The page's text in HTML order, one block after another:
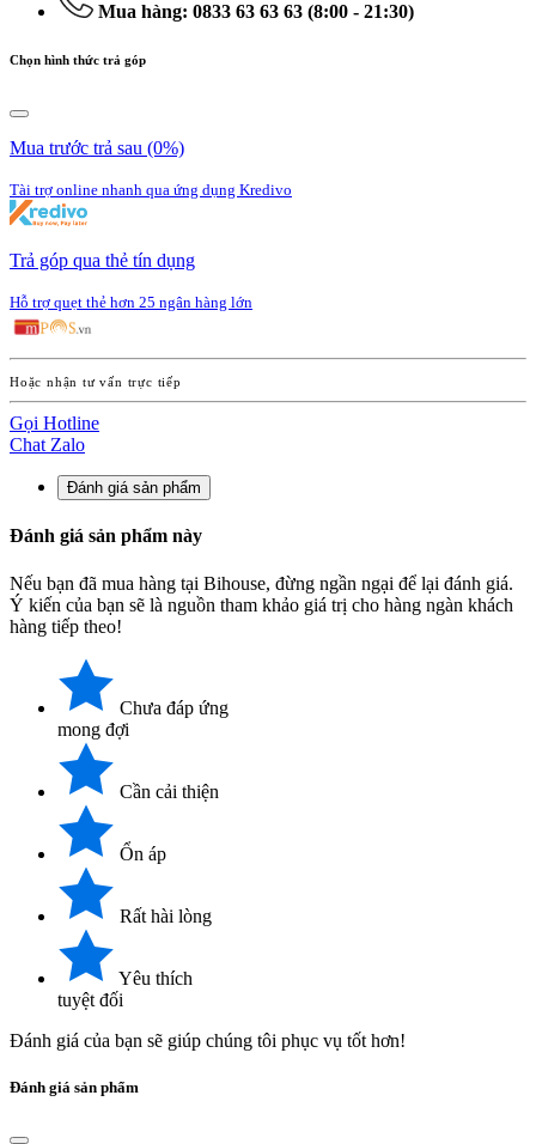
Mua hàng: 0833 63 63 63 (8:00 - 21:30)
Chọn hình thức trả góp
Mua trước trả sau (0%)
Tài trợ online nhanh qua ứng dụng Kredivo
Trả góp qua thẻ tín dụng
Hỗ trợ quẹt thẻ hơn 25 ngân hàng lớn
Hoặc nhận tư vấn trực tiếp
Gọi Hotline
Chat Zalo
Đánh giá sản phẩm
Đánh giá sản phẩm này
Nếu bạn đã mua hàng tại Bihouse, đừng ngần ngại để lại đánh giá.
Ý kiến của bạn sẽ là nguồn tham khảo giá trị cho hàng ngàn khách
hàng tiếp theo!
Chưa đáp ứng
mong đợi
Cần cải thiện
Ổn áp
Rất hài lòng
Yêu thích
tuyệt đối
Đánh giá của bạn sẽ giúp chúng tôi phục vụ tốt hơn!
Đánh giá sản phẩm